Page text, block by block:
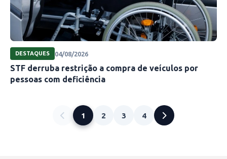
DESTAQUES 04/08/2026
STF derruba restrição a compra de veículos por
pessoas com deficiência
1 2 3 4